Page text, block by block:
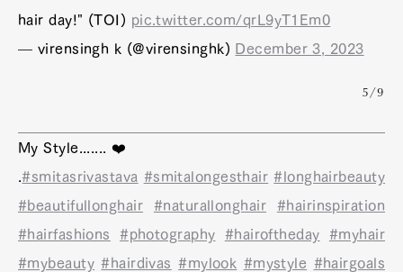
hair day!" (TOI) pic.twitter.com/qrL9yT1Em0
— virensingh k (@virensinghk) December 3, 2023
5/9
My Style....... ❤️
.#smitasrivastava #smitalongesthair #longhairbeauty
#beautifullonghair
#naturallonghair
#hairinspiration
#hairfashions
#photography #hairoftheday
#myhair
#mybeauty #hairdivas #mylook #mystyle #hairgoals